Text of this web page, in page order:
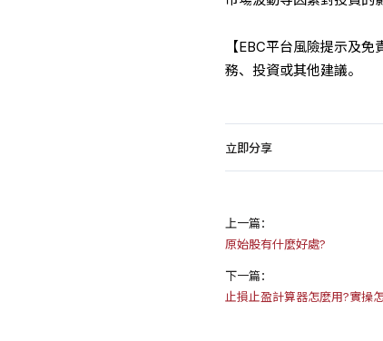
【EBC平台風險提示及
務、投資或其他建議。
立即分享
上一篇：
原始股有什麼好處?
下一篇：
止損止盈計算器怎麼用?實操